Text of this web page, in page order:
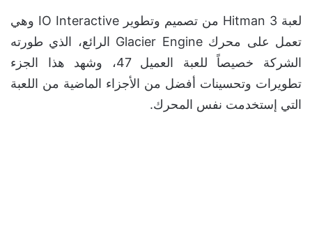
لعبة Hitman 3 من تصميم وتطوير IO Interactive وهي
تعمل على محرك Glacier Engine الرائع، الذي طورته
الشركة خصيصاً للعبة العميل 47، وشهد هذا الجزء
تطويرات وتحسينات أفضل من الأجزاء الماضية من اللعبة
التي إستخدمت نفس المحرك.